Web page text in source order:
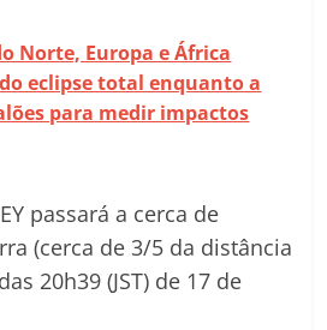
Norte, Europa e África
eclipse total enquanto a
para medir impactos
passará a cerca de
(cerca de 3/5 da distância
20h39 (JST) de 17 de